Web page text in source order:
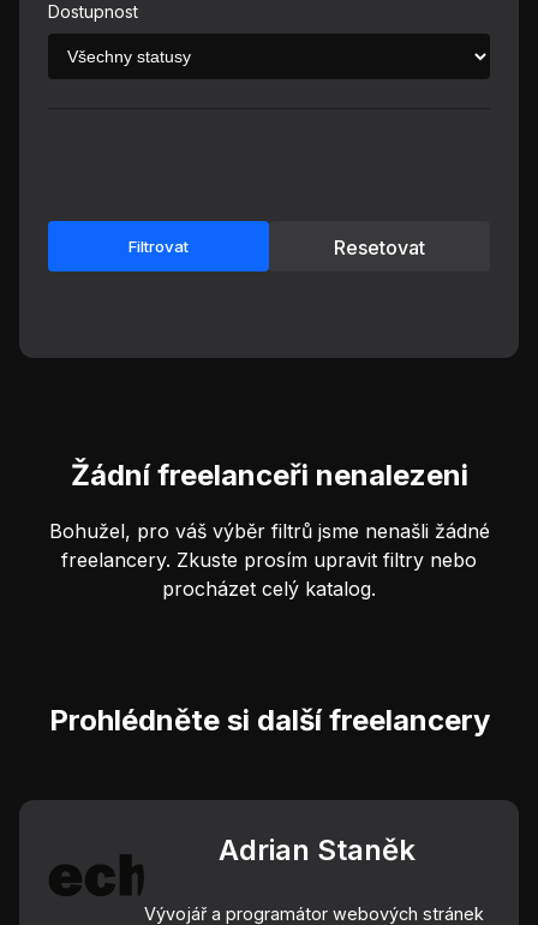
Dostupnost
Filtrovat Resetovat
Žádní freelanceři nenalezeni
Bohužel, pro váš výběr filtrů jsme nenašli žádné
freelancery. Zkuste prosím upravit filtry nebo
procházet celý katalog.
Prohlédněte si další freelancery
Adrian Staněk
Vývojář a programátor webových stránek